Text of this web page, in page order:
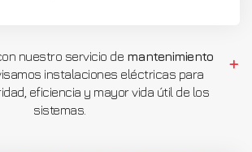
nuestro servicio de mantenimiento
instalaciones eléctricas para
eficiencia y mayor vida útil de los
sistemas.